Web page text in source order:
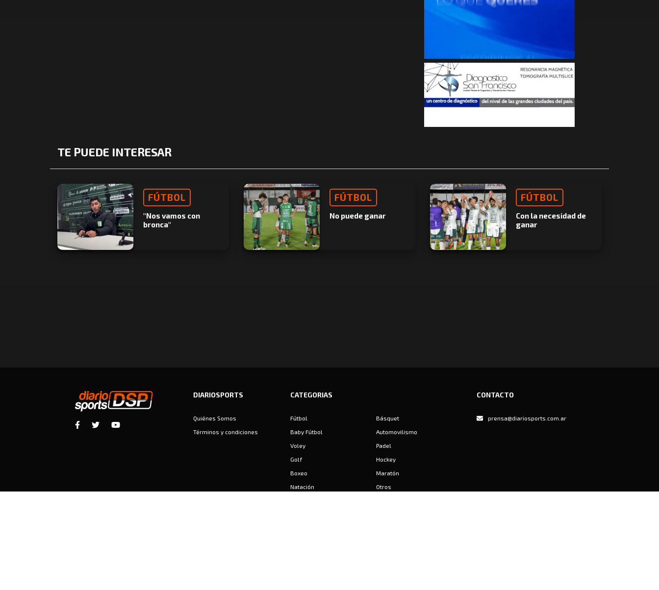
TE PUEDE INTERESAR
FÚTBOL
"Nos vamos con
bronca"
FÚTBOL
No puede ganar
FÚTBOL
Con la necesidad de
ganar
DIARIOSPORTS
Quiénes Somos
Términos y condiciones
CATEGORIAS
Fútbol
Básquet
Baby Fútbol
Automovilismo
Voley
Padel
Golf
Hockey
Boxeo
Maratón
Natación
Otros
CONTACTO
prensa@diariosports.com.ar